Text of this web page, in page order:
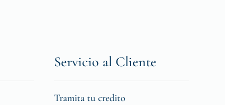
Servicio al Cliente
Tramita tu credito